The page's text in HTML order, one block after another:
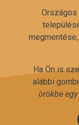
Országos
Ha Ön is
alábbi
örökbe